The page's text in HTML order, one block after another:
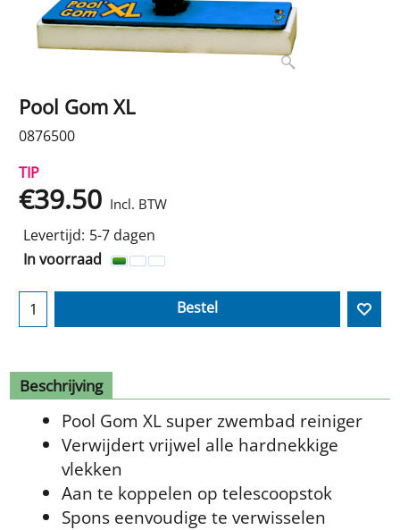
Pool Gom XL
0876500
TIP
€39.50 Incl. BTW
Levertijd: 5-7 dagen
In voorraad
Bestel
Beschrijving
Pool Gom XL super zwembad reiniger
Verwijdert vrijwel alle hardnekkige
vlekken
Aan te koppelen op telescoopstok
Spons eenvoudige te verwisselen